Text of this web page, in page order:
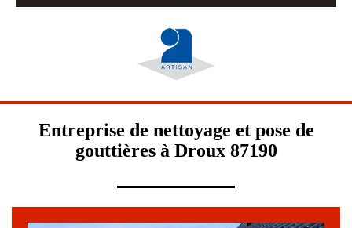
Entreprise de nettoyage et pose de
gouttières à Droux 87190